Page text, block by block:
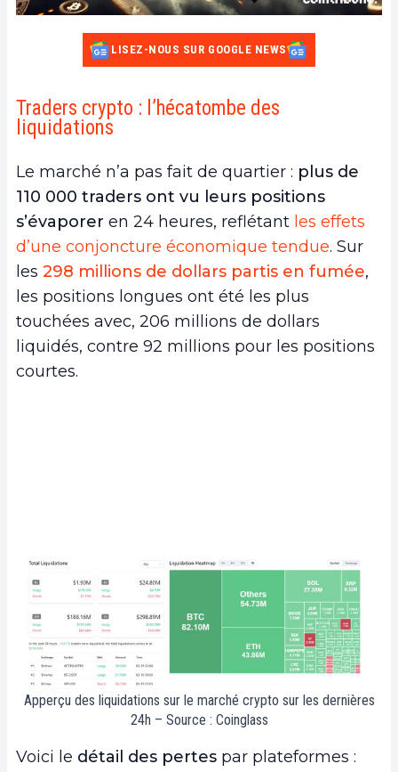
LISEZ-NOUS SUR GOOGLE NEWS
Traders crypto : l’hécatombe des
liquidations
Le marché n’a pas fait de quartier : plus de
110 000 traders ont vu leurs positions
s’évaporer en 24 heures, reflétant les effets
d’une conjoncture économique tendue. Sur
les 298 millions de dollars partis en fumée,
les positions longues ont été les plus
touchées avec, 206 millions de dollars
liquidés, contre 92 millions pour les positions
courtes.
Apperçu des liquidations sur le marché crypto sur les dernières
24h – Source : Coinglass
Voici le détail des pertes par plateformes :